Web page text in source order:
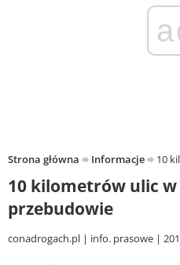
Strona główna Informacje 10
10 kilometrów ulic w
przebudowie
conadrogach.pl info. prasowe